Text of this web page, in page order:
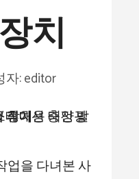
치
자:editor
업을 다녀본 사